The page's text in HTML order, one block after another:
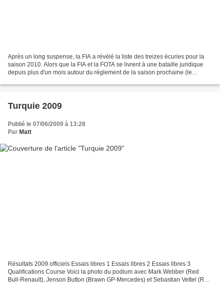
Après un long suspense, la FIA a révélé la liste des treizes écuries pour la
saison 2010. Alors que la FIA et la FOTA se livrent à une bataille juridique
depuis plus d'un mois autour du réglement de la saison prochaine (le
Turquie 2009
Publié le 07/06/2009 à 13:28
Par Matt
Résultats 2009 officiels Essais libres 1 Essais libres 2 Essais libres 3
Qualifications Course Voici la photo du podium avec Mark Webber (Red
Bull-Renault), Jenson Button (Brawn GP-Mercedes) et Sebastian Vettel (Red